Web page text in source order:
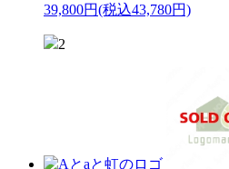
39,800円(税込43,780円)
2